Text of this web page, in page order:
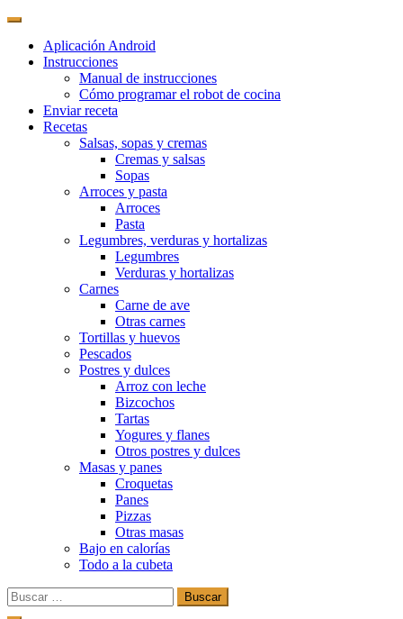
Aplicación Android
Instrucciones
Manual de instrucciones
Cómo programar el robot de cocina
Enviar receta
Recetas
Salsas, sopas y cremas
Cremas y salsas
Sopas
Arroces y pasta
Arroces
Pasta
Legumbres, verduras y hortalizas
Legumbres
Verduras y hortalizas
Carnes
Carne de ave
Otras carnes
Tortillas y huevos
Pescados
Postres y dulces
Arroz con leche
Bizcochos
Tartas
Yogures y flanes
Otros postres y dulces
Masas y panes
Croquetas
Panes
Pizzas
Otras masas
Bajo en calorías
Todo a la cubeta
Buscar:
Ir